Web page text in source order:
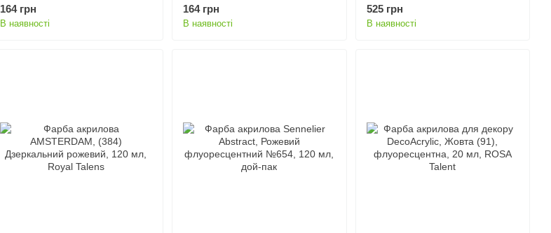
164 грн
В наявності
164 грн
В наявності
525 грн
В наявності